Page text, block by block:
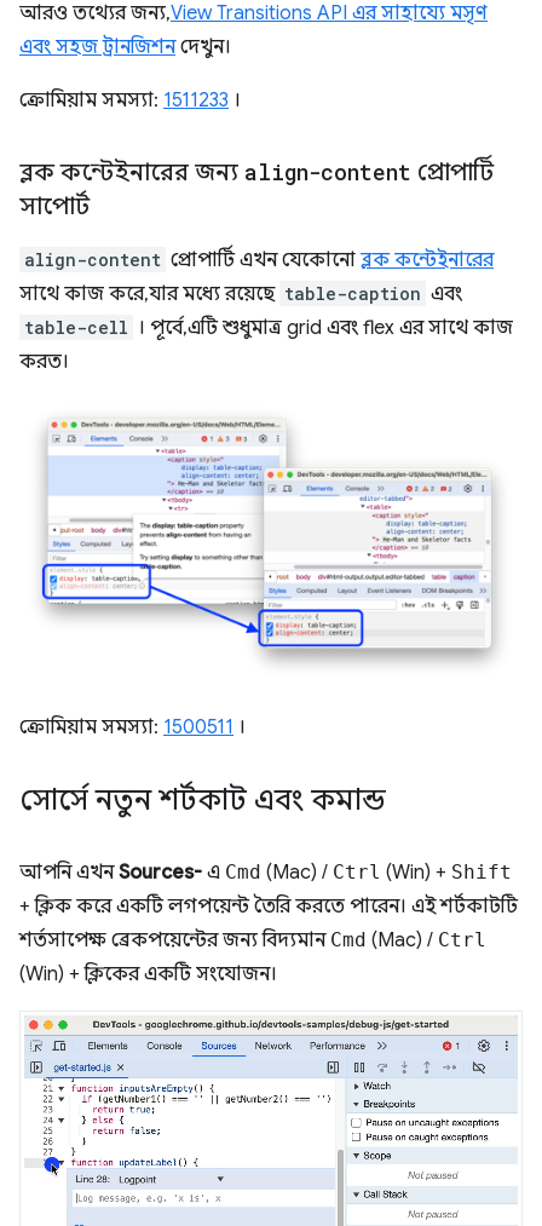
আরও তথ্যের জন্য,View Transitions API এর সাহায্যে মসৃণ
এবং সহজ ট্রানজিশনদেখুন।
ক্রোমিয়াম সমস্যা: 1511233 ।
ব্লক কন্টেইনারের জন্য align-content প্রোপার্টি
সাপোর্ট
align-content প্রোপার্টি এখন যেকোনো ব্লক কন্টেইনারের
সাথে কাজ করে, যার মধ্যে রয়েছে table-caption এবং
table-cell । পূর্বে, এটি শুধুমাত্র grid এবং flex এর সাথে কাজ
করত।
ক্রোমিয়াম সমস্যা: 1500511 ।
সোর্সে নতুন শর্টকাট এবং কমান্ড
আপনি এখনSources- এ Cmd (Mac) / Ctrl (Win) + Shift
+ ক্লিক করে একটি লগপয়েন্ট তৈরি করতে পারেন। এই শর্টকাটটি
শর্তসাপেক্ষ ব্রেকপয়েন্টের জন্য বিদ্যমান Cmd (Mac) / Ctrl
(Win) + ক্লিকের একটি সংযোজন।